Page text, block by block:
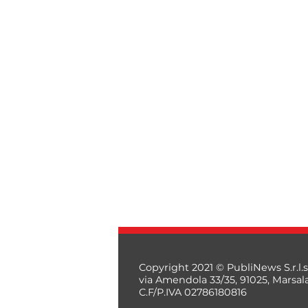
Copyright 2021 © PubliNews
via Amendola 33/35, 91025,
C.F/P.IVA 02786180816